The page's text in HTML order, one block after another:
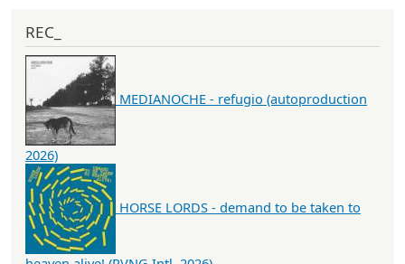
REC_
MEDIANOCHE - refugio (autoproduction
2026)
HORSE LORDS - demand to be taken to